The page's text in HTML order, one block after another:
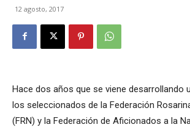
12 agosto, 2017
Hace dos años que se viene desarrollando
los seleccionados de la Federación
(FRN) y la Federación de Aficionados a la